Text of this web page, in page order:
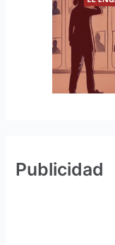
Publicidad